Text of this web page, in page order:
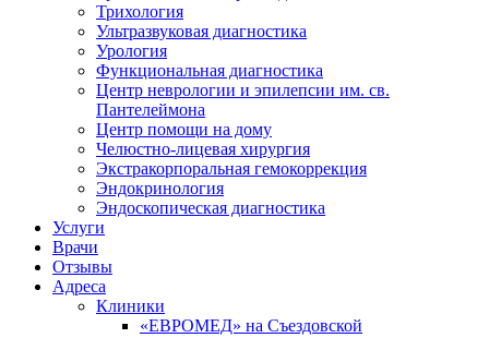
Трихология
Ультразвуковая диагностика
Урология
Функциональная диагностика
Центр неврологии и эпилепсии им. св.
Пантелеймона
Центр помощи на дому
Челюстно-лицевая хирургия
Экстракорпоральная гемокоррекция
Эндокринология
Эндоскопическая диагностика
Услуги
Врачи
Отзывы
Адреса
Клиники
«ЕВРОМЕД» на Съездовской